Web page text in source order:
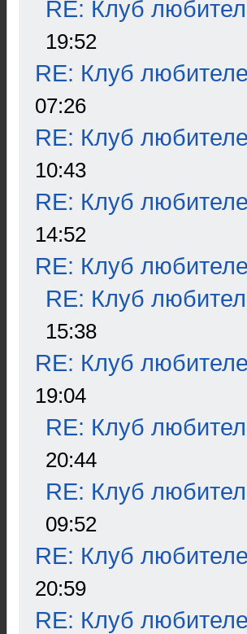
RE: Клуб
19:52
RE: Клуб
07:26
RE: Клуб
10:43
RE: Клуб
14:52
RE: Клуб
RE: Клуб
15:38
RE: Клуб
19:04
RE: Клуб
20:44
RE: Клуб
09:52
RE: Клуб
20:59
RE: Клуб